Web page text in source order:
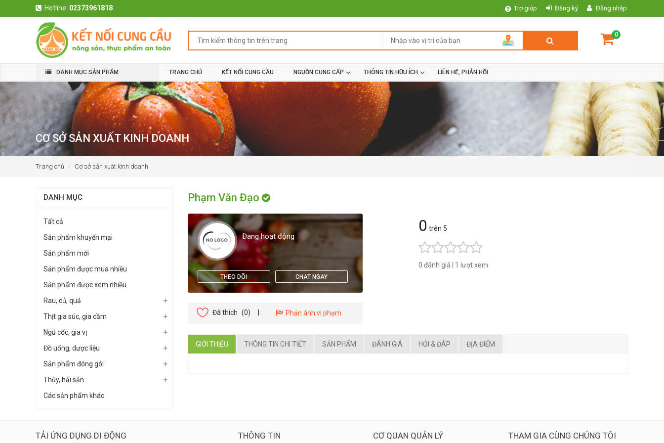
Hotline: 02373961818 Trợ giúp Đăng ký Đăng nhập
0
DANH MỤC SẢN PHẨM TRANG CHỦ KẾT NỐI CUNG CẦU NGUỒN CUNG CẤP THÔNG TIN HỮU ÍCH LIÊN HỆ, PHẢN HỒI
CƠ SỞ SẢN XUẤT KINH DOANH
Trang chủ Cơ sở sản xuất kinh doanh
DANH MỤC
Tất cả
Sản phẩm khuyến mại
Sản phẩm mới
Sản phẩm được mua nhiều
Sản phẩm được xem nhiều
Rau, củ, quả
Thịt gia súc, gia cầm
Ngũ cốc, gia vị
Đồ uống, dược liệu
Sản phẩm đóng gói
Thủy, hải sản
Các sản phẩm khác
Phạm Văn Đạo
Đang hoạt động
THEO DÕI CHAT NGAY
Đã thích (0) Phản ánh vi phạm
0 trên 5
0 đánh giá 1 lượt xem
GIỚI THIỆU THÔNG TIN CHI TIẾT SẢN PHẨM ĐÁNH GIÁ HỎI & ĐÁP ĐỊA ĐIỂM
TẢI ỨNG DỤNG DI ĐỘNG THÔNG TIN CƠ QUAN QUẢN LÝ THAM GIA CÙNG CHÚNG TÔI